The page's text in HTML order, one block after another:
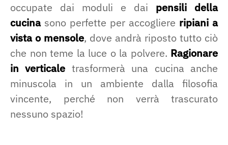
occupate dai moduli e dai pensili della
cucinasono perfette per accogliere ripiani a
vista o mensole, dove andrà riposto tutto ciò
che non teme la luce o la polvere. Ragionare
in verticale trasformerà una cucina anche
minuscola in un ambiente dalla filosofia
vincente, perché non verrà trascurato
nessuno spazio!